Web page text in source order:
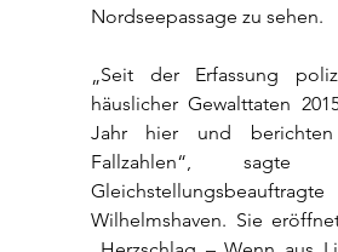
Nordseepassage zu sehen.
„Seit der Erfassung
häuslicher Gewalttaten
Jahr hier und
Fallzahlen“, sagte
Wilhelmshaven. Sie